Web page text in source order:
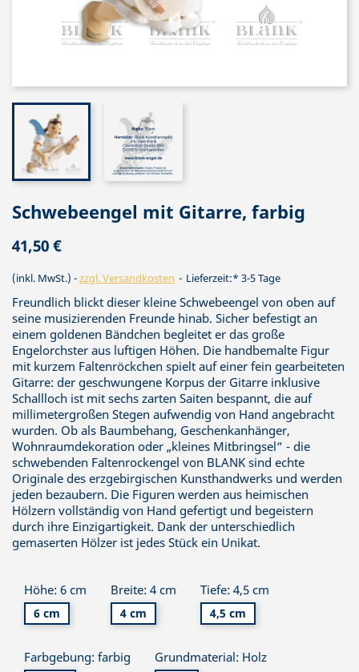
Schwebeengel mit Gitarre, farbig
41,50 €
(inkl. MwSt.) zzgl. Versandkosten Lieferzeit:* 3-5 Tage
Freundlich blickt dieser kleine Schwebeengel von oben auf
seine musizierenden Freunde hinab. Sicher befestigt an
einem goldenen Bändchen begleitet er das große
Engelorchster aus luftigen Höhen. Die handbemalte Figur
mit kurzem Faltenröckchen spielt auf einer fein gearbeiteten
Gitarre: der geschwungene Korpus der Gitarre inklusive
Schallloch ist mit sechs zarten Saiten bespannt, die auf
millimetergroßen Stegen aufwendig von Hand angebracht
wurden. Ob als Baumbehang, Geschenkanhänger,
Wohnraumdekoration oder „kleines Mitbringsel“ - die
schwebenden Faltenrockengel von BLANK sind echte
Originale des erzgebirgischen Kunsthandwerks und werden
jeden bezaubern. Die Figuren werden aus heimischen
Hölzern vollständig von Hand gefertigt und begeistern
durch ihre Einzigartigkeit. Dank der unterschiedlich
gemaserten Hölzer ist jedes Stück ein Unikat.
Höhe: 6 cm
6 cm
Breite: 4 cm
4 cm
Tiefe: 4,5 cm
4,5 cm
Farbgebung: farbig Grundmaterial: Holz